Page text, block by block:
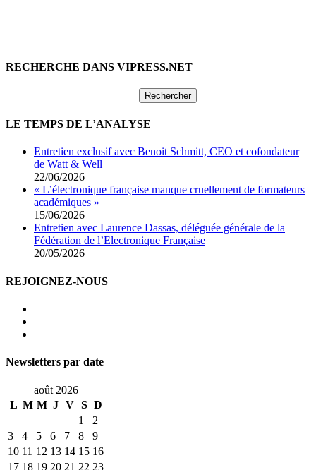
RECHERCHE DANS VIPRESS.NET
LE TEMPS DE L’ANALYSE
Entretien exclusif avec Benoit Schmitt, CEO et cofondateur
de Watt & Well
22/06/2026
« L’électronique française manque cruellement de formateurs
académiques »
15/06/2026
Entretien avec Laurence Dassas, déléguée générale de la
Fédération de l’Electronique Française
20/05/2026
REJOIGNEZ-NOUS
Newsletters par date
août 2026
L M M J V S D
1
2
3
4 5 6 7 8
9
10 11 12 13 14 15 16
17 18 19 20 21 22 23